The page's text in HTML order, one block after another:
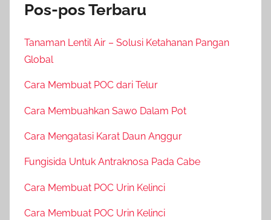
Pos-pos Terbaru
Tanaman Lentil Air – Solusi Ketahanan Pangan
Global
Cara Membuat POC dari Telur
Cara Membuahkan Sawo Dalam Pot
Cara Mengatasi Karat Daun Anggur
Fungisida Untuk Antraknosa Pada Cabe
Cara Membuat POC Urin Kelinci
Cara Membuat POC Urin Kelinci